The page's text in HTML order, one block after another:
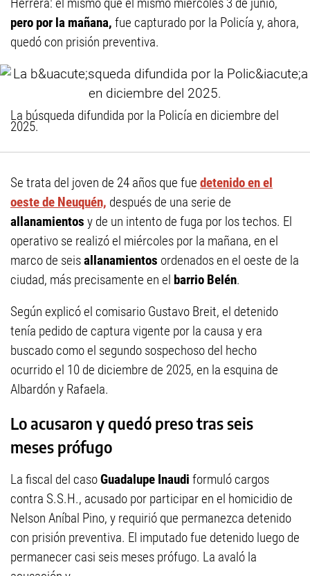
pero por la mañana, fue capturado por la Policía y, ahora,
quedó con prisión preventiva.
La búsqueda difundida por la Policía en diciembre del
2025.
Se trata del joven de 24 años que fue detenido en el
oeste de Neuquén, después de una serie de
allanamientos y de un intento de fuga por los techos. El
operativo se realizó el miércoles por la mañana, en el
marco de seisallanamientos ordenados en el oeste de la
ciudad, más precisamente en el barrio Belén.
Según explicó el comisario Gustavo Breit, el detenido
tenía pedido de captura vigente por la causa y era
buscado como el segundo sospechoso del hecho
ocurrido el 10 de diciembre de 2025, en la esquina de
Albardón y Rafaela.
Lo acusaron y quedó preso tras seis
meses prófugo
La fiscal del casoGuadalupe Inaudi formuló cargos
contra S.S.H., acusado por participar en el homicidio de
Nelson Aníbal Pino, y requirió que permanezca detenido
con prisión preventiva. El imputado fue detenido luego de
permanecer casi seis meses prófugo. La avaló la